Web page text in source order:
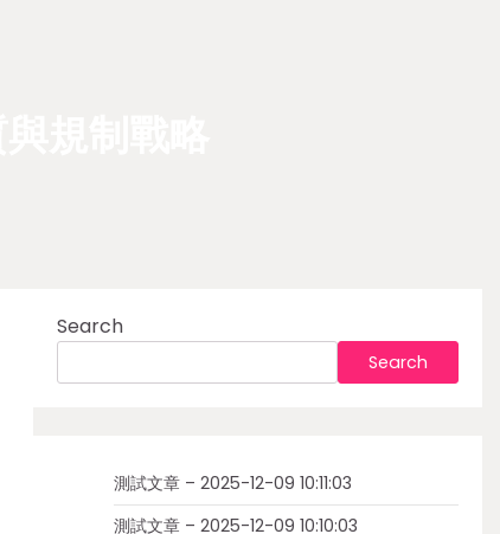
Search
Search
測試文章 – 2025-12-09 10:11:03
測試文章 – 2025-12-09 10:10:03